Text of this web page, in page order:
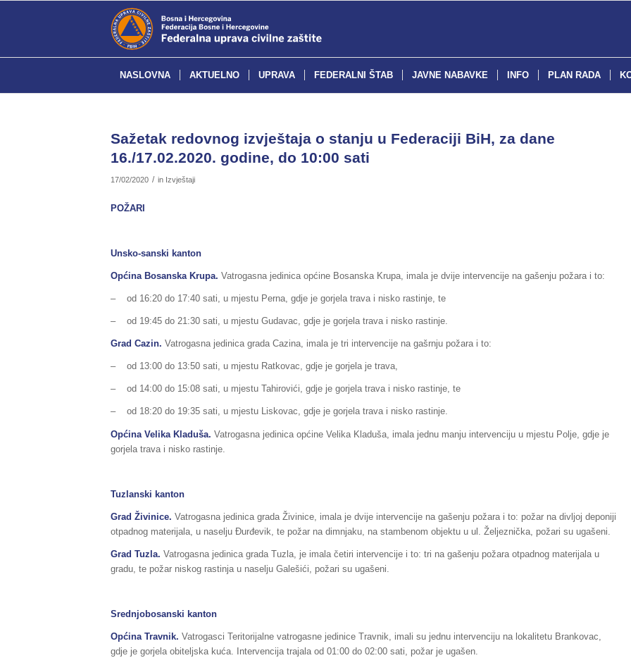
NASLOVNA AKTUELNO UPRAVA FEDERALNI ŠTAB JAVNE NABAVKE INFO PLAN RADA
Sažetak redovnog izvještaja o stanju u Federaciji BiH, za dane
16./17.02.2020. godine, do 10:00 sati
17/02/2020 / in Izvještaji
POŽARI
Unsko-sanski kanton
Općina Bosanska Krupa. Vatrogasna jedinica općine Bosanska Krupa, imala je dvije intervencije na gašenju požara i to:
– od 16:20 do 17:40 sati, u mjestu Perna, gdje je gorjela trava i nisko rastinje, te
– od 19:45 do 21:30 sati, u mjestu Gudavac, gdje je gorjela trava i nisko rastinje.
Grad Cazin. Vatrogasna jedinica grada Cazina, imala je tri intervencije na gašrnju požara i to:
– od 13:00 do 13:50 sati, u mjestu Ratkovac, gdje je gorjela je trava,
– od 14:00 do 15:08 sati, u mjestu Tahirovići, gdje je gorjela trava i nisko rastinje, te
– od 18:20 do 19:35 sati, u mjestu Liskovac, gdje je gorjela trava i nisko rastinje.
Općina Velika Kladuša. Vatrogasna jedinica općine Velika Kladuša, imala jednu manju intervenciju u mjestu Polje, gdje je
gorjela trava i nisko rastinje.
Tuzlanski kanton
Grad Živinice. Vatrogasna jedinica grada Živinice, imala je dvije intervencije na gašenju požara i to: požar na divljoj deponiji
otpadnog materijala, u naselju Đurđevik, te požar na dimnjaku, na stambenom objektu u ul. Željeznička, požari su ugašeni.
Grad Tuzla. Vatrogasna jedinica grada Tuzla, je imala četiri intervencije i to: tri na gašenju požara otpadnog materijala u
gradu, te požar niskog rastinja u naselju Galešići, požari su ugašeni.
Srednjobosanski kanton
Općina Travnik. Vatrogasci Teritorijalne vatrogasne jedinice Travnik, imali su jednu intervenciju na lokalitetu Brankovac,
gdje je gorjela obiteljska kuća. Intervencija trajala od 01:00 do 02:00 sati, požar je ugašen.